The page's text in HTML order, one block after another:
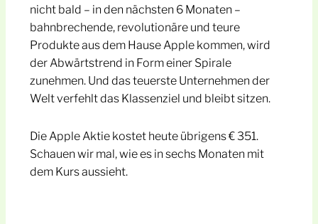
nicht bald – in den nächsten 6 Monaten –
bahnbrechende, revolutionäre und teure
Produkte aus dem Hause Apple kommen, wird
der Abwärtstrend in Form einer Spirale
zunehmen. Und das teuerste Unternehmen der
Welt verfehlt das Klassenziel und bleibt sitzen.
Die Apple Aktie kostet heute übrigens € 351.
Schauen wir mal, wie es in sechs Monaten mit
dem Kurs aussieht.